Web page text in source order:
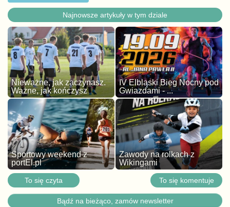
Najnowsze artykuły w tym dziale
Nieważne, jak zaczynasz.
Ważne, jak kończysz
IV Elbląski Bieg Nocny pod
Gwiazdami - ...
Sportowy weekend z
portEl.pl
Zawody na rolkach z
Wikingami
To się czyta To się komentuje
Bądź na bieżąco, zamów newsletter